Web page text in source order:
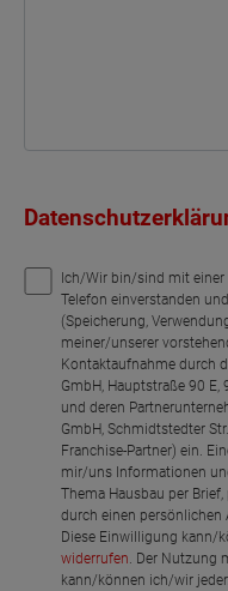
Ich/Wir bin/sind mit einer
Telefon einverstanden
(Speicherung,
meiner/unserer
Kontaktaufnahme durch
GmbH, Hauptstraße 90
und deren
GmbH, Schmidtstedter
Franchise-Partner) ein.
mir/uns Informationen
Thema Hausbau per
durch einen persönlichen
Diese Einwilligung kann/
widerrufen. Der Nutzung
kann/können ich/wir